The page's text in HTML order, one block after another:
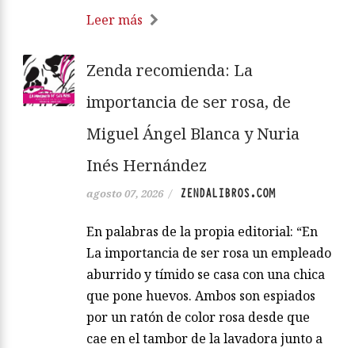
Leer más
Zenda recomienda: La
importancia de ser rosa, de
Miguel Ángel Blanca y Nuria
Inés Hernández
agosto 07, 2026 / ZENDALIBROS.COM
En palabras de la propia editorial: “En
La importancia de ser rosa un empleado
aburrido y tímido se casa con una chica
que pone huevos. Ambos son espiados
por un ratón de color rosa desde que
cae en el tambor de la lavadora junto a